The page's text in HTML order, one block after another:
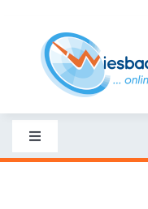
content
Toggle
Navigation